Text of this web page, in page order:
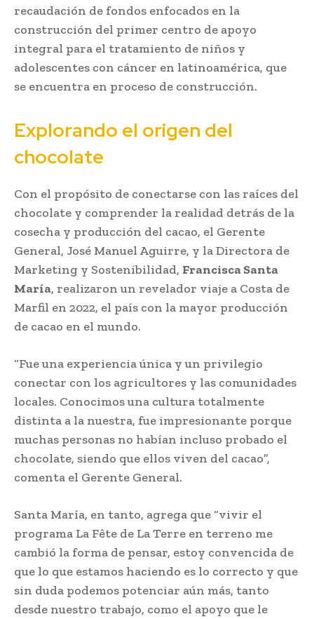
recaudación de fondos enfocados en la
construcción del primer centro de apoyo
integral para el tratamiento de niños y
adolescentes con cáncer en latinoamérica, que
se encuentra en proceso de construcción.
Explorando el origen del
chocolate
Con el propósito de conectarse con las raíces del
chocolate y comprender la realidad detrás de la
cosecha y producción del cacao, el Gerente
General, José Manuel Aguirre, y la Directora de
Marketing y Sostenibilidad, Francisca Santa
María, realizaron un revelador viaje a Costa de
Marfil en 2022, el país con la mayor producción
de cacao en el mundo.
“Fue una experiencia única y un privilegio
conectar con los agricultores y las comunidades
locales. Conocimos una cultura totalmente
distinta a la nuestra, fue impresionante porque
muchas personas no habían incluso probado el
chocolate, siendo que ellos viven del cacao”,
comenta el Gerente General.
Santa María, en tanto, agrega que “vivir el
programa La Fête de La Terre en terreno me
cambió la forma de pensar, estoy convencida de
que lo que estamos haciendo es lo correcto y que
sin duda podemos potenciar aún más, tanto
desde nuestro trabajo, como el apoyo que le